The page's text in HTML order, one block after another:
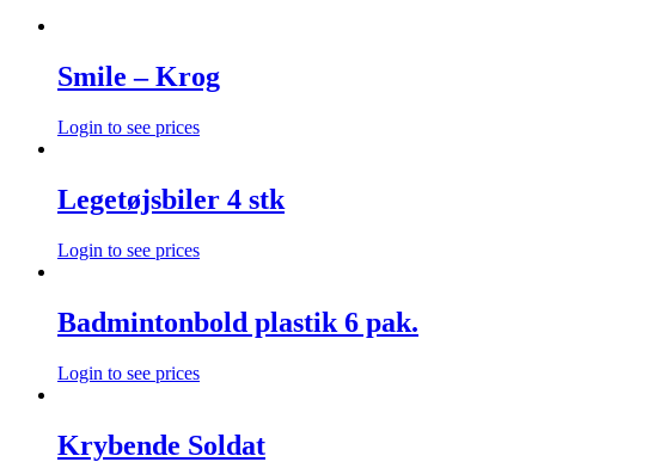
Smile – Krog
Login to see prices
Legetøjsbiler 4 stk
Login to see prices
Badmintonbold plastik 6 pak.
Login to see prices
Krybende Soldat